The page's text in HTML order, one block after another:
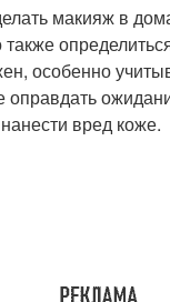
макияж в
особенно
оправдать
вред коже.